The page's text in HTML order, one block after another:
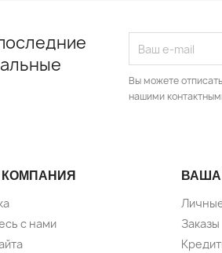
Вы можете
нашими
с нами
ВАША
Заказы